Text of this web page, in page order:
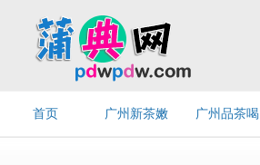
首页 广州新茶嫩 广州品茶喝